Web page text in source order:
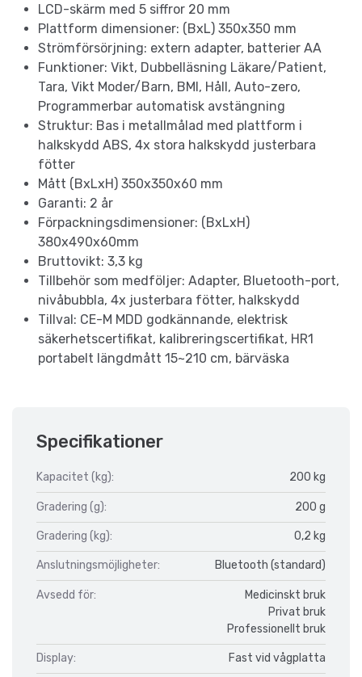
LCD-skärm med 5 siffror 20 mm
Plattform dimensioner: (BxL) 350x350 mm
Strömförsörjning: extern adapter, batterier AA
Funktioner: Vikt, Dubbelläsning Läkare/Patient,
Tara, Vikt Moder/Barn, BMI, Håll, Auto-zero,
Programmerbar automatisk avstängning
Struktur: Bas i metallmålad med plattform i
halkskydd ABS, 4x stora halkskydd justerbara
fötter
Mått (BxLxH) 350x350x60 mm
Garanti: 2 år
Förpackningsdimensioner: (BxLxH)
380x490x60mm
Bruttovikt: 3,3 kg
Tillbehör som medföljer: Adapter, Bluetooth-port,
nivåbubbla, 4x justerbara fötter, halkskydd
Tillval: CE-M MDD godkännande, elektrisk
säkerhetscertifikat, kalibreringscertifikat, HR1
portabelt längdmått 15~210 cm, bärväska
Specifikationer
Kapacitet (kg): 200 kg
Gradering (g): 200 g
Gradering (kg): 0,2 kg
Anslutningsmöjligheter: Bluetooth (standard)
Avsedd för:
Medicinskt bruk
Privat bruk
Professionellt bruk
Display: Fast vid vågplatta